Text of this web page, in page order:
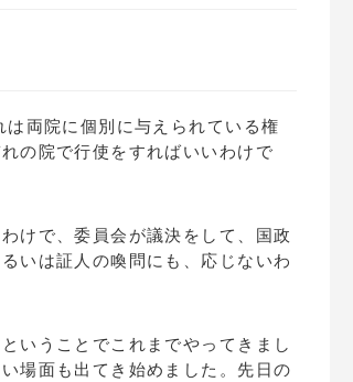
両院に個別に与えられている権
の院で行使をすればいいわけで
けで、委員会が議決をして、国政
いは証人の喚問にも、応じないわ
いうことでこれまでやってきまし
場面も出てき始めました。先日の